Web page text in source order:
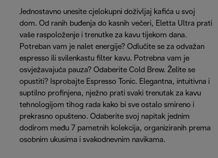
Jednostavno unesite cjelokupni doživljaj kafića u svoj
dom. Od ranih buđenja do kasnih večeri, Eletta Ultra prati
vaše raspoloženje i trenutke za kavu tijekom dana.
Potreban vam je nalet energije? Odlučite se za odvažan
espresso ili svilenkastu filter kavu. Potrebna vam je
osvježavajuća pauza? Odaberite Cold Brew. Želite se
opustiti? Isprobajte Espresso Tonic. Elegantna, intuitivna i
suptilno profinjena, nježno prati svaki trenutak za kavu
tehnologijom tihog rada kako bi sve ostalo smireno i
prekrasno opušteno. Odaberite svoj napitak jednim
dodirom među 7 pametnih kolekcija, organiziranih prema
osobnim ukusima i svakodnevnim navikama.